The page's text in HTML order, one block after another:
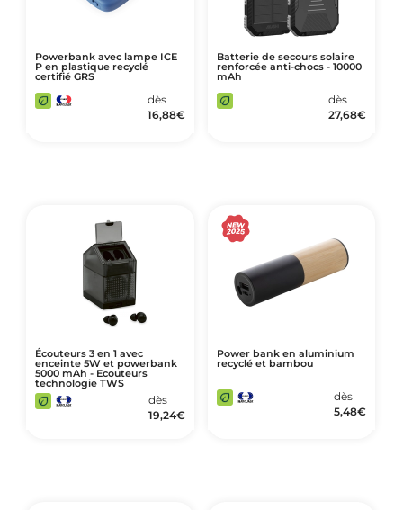
Powerbank avec lampe ICE
P en plastique recyclé
certifié GRS
dès
16,88€
Batterie de secours solaire
renforcée anti-chocs - 10000
mAh
dès
27,68€
Écouteurs 3 en 1 avec
enceinte 5W et powerbank
5000 mAh - Ecouteurs
technologie TWS
dès
19,24€
Power bank en aluminium
recyclé et bambou
dès
5,48€